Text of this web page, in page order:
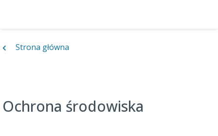
Strona główna
Ochrona środowiska